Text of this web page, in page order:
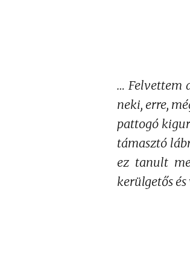
… Felvettem
neki, erre,
pattogó
támasztó
ez tanult
kerülgetős